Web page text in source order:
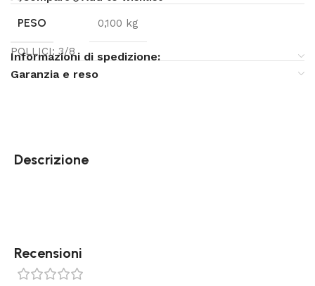
PESO 0,100 kg
POLLICI: 3/8
Informazioni di spedizione:
Garanzia e reso
Descrizione
Recensioni